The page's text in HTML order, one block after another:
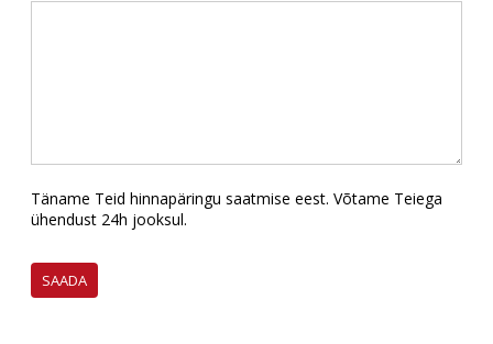
Täname Teid hinnapäringu saatmise eest. Võtame Teiega
ühendust 24h jooksul.